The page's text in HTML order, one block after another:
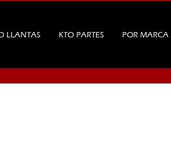
LLANTAS KTO PARTES POR MARCA